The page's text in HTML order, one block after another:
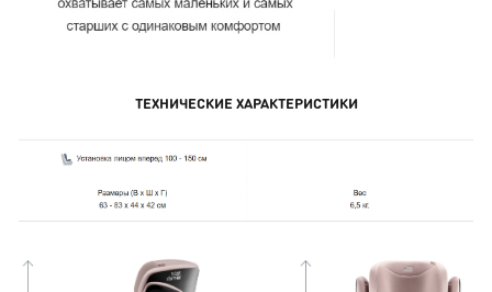
ТЕХНИЧЕСКИЕ ХАРАКТЕРИСТИКИ